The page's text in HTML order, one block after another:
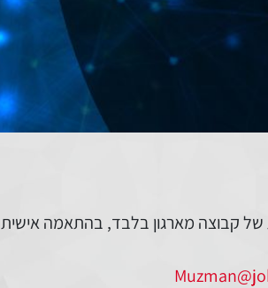
של קבוצה מארגון בלבד, בהתאמה אישית